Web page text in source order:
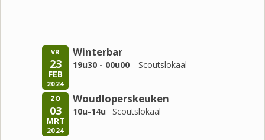
VR
23
FEB
2024
Winterbar
19u30 - 00u00 Scoutslokaal
ZO
03
MRT
2024
Woudloperskeuken
10u-14u Scoutslokaal